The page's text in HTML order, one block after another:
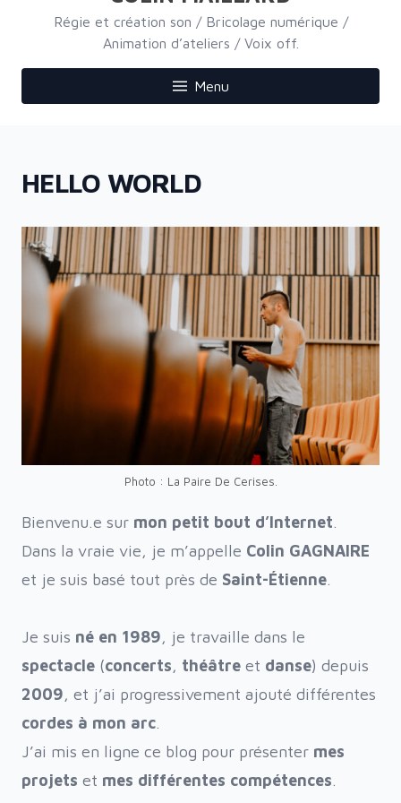
Régie et création son / Bricolage numérique /
Animation d’ateliers / Voix off.
Menu
HELLO WORLD
Photo : La Paire De Cerises.
Bienvenu.e sur mon petit bout d’Internet.
Dans la vraie vie, je m’appelle Colin GAGNAIRE
et je suis basé tout près de Saint-Étienne.
Je suis né en 1989, je travaille dans le
spectacle (concerts, théâtre et danse) depuis
2009, et j’ai progressivement ajouté différentes
cordes à mon arc.
J’ai mis en ligne ce blog pour présenter mes
projets et mes différentes compétences.